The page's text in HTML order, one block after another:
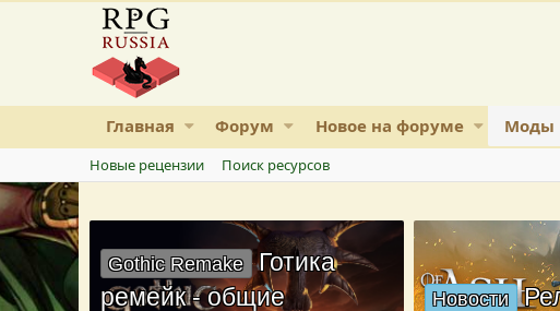
Главная Форум Новое на форуме Моды
Новые рецензии Поиск ресурсов
Gothic Remake Готика
ремейк - общие
Новости